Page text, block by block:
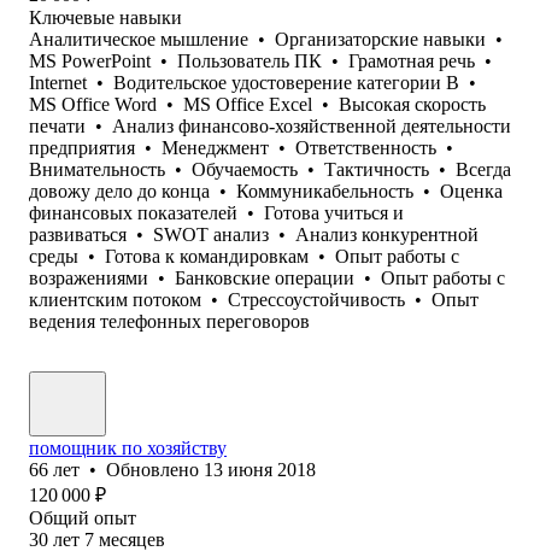
Ключевые навыки
Аналитическое мышление • Организаторские навыки •
MS PowerPoint • Пользователь ПК • Грамотная речь •
Internet • Водительское удостоверение категории B •
MS Office Word • MS Office Excel • Высокая скорость
печати • Анализ финансово-хозяйственной деятельности
предприятия • Менеджмент • Ответственность •
Внимательность • Обучаемость • Тактичность • Всегда
довожу дело до конца • Коммуникабельность • Оценка
финансовых показателей • Готова учиться и
развиваться • SWOT анализ • Анализ конкурентной
среды • Готова к командировкам • Опыт работы с
возражениями • Банковские операции • Опыт работы с
клиентским потоком • Стрессоустойчивость • Опыт
ведения телефонных переговоров
помощник по хозяйству
66 лет • Обновлено 13 июня 2018
120 000 ₽
Общий опыт
30 лет 7 месяцев